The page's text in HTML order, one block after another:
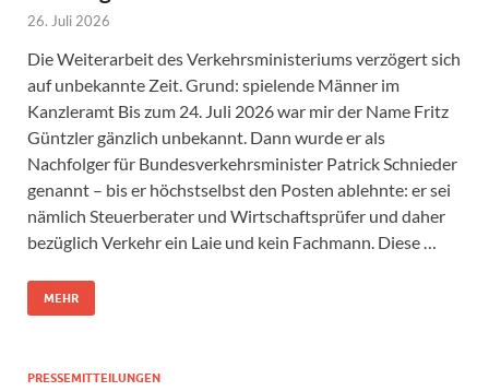
26. Juli 2026
Die Weiterarbeit des Verkehrsministeriums verzögert sich
auf unbekannte Zeit. Grund: spielende Männer im
Kanzleramt Bis zum 24. Juli 2026 war mir der Name Fritz
Güntzler gänzlich unbekannt. Dann wurde er als
Nachfolger für Bundesverkehrsminister Patrick Schnieder
genannt – bis er höchstselbst den Posten ablehnte: er sei
nämlich Steuerberater und Wirtschaftsprüfer und daher
bezüglich Verkehr ein Laie und kein Fachmann. Diese …
MEHR
PRESSEMITTEILUNGEN